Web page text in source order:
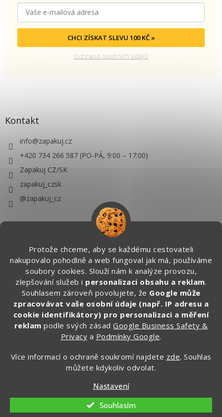
Protože chceme, aby se každému cestovateli
nakupovalo pohodlně a web fungoval jak má, používáme
soubory cookies. Slouží nám k analýze provozu,
zlepšování služeb i personalizaci obsahu a reklam.
Souhlasem zároveň povolujete, že Google může
zpracovávat vaše osobní údaje (např. IP adresu a
cookie identifikátory) pro personalizaci a měření
reklam podle svých zásadGoogle Business Safety &
Privacy a Podmínky Google.
Více informací o ochraně soukromí najdete zde. Souhlas
můžete kdykoliv odvolat.
Nastavení
Souhlasím
CHCI ZÍSKAT SLEVU 100 KČ »
Ochrana osobních údajů
Kontakt
info@zapakuj.cz
+420 734 266 587 (PO-PÁ, 9:00 – 17:00)
Zapakuj CZ/SK
zapakuj_czsk
@zapakuj_cz
Vytvořil Shoptet
Zapakuj.cz. Všechna práva vyhrazena.